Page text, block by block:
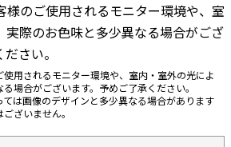
のご使用されるモニター環境や、室
実際のお色味と多少異なる場合がござ
さい。
用されるモニター環境や、室内・室外の光によ
場合がございます。予めご了承ください。
は画像のデザインと多少異なる場合があります
ざいません。